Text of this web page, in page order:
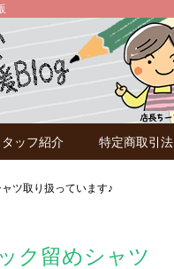
タッフ紹介 特定商取引法
ツ取り扱っています♪
留めシャツ